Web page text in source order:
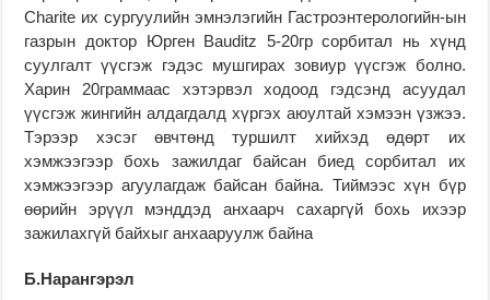
Charite их сургуулийн эмнэлэгийн Гастроэнтерологийн-ын
газрын доктор Юрген Bauditz 5-20гр сорбитал нь хүнд
суулгалт үүсгэж гэдэс мушгирах зовиур үүсгэж болно.
Харин 20граммаас хэтэрвэл ходоод гэдсэнд асуудал
үүсгэж жингийн алдагдалд хүргэх аюултай хэмээн үзжээ.
Тэрээр хэсэг өвчтөнд туршилт хийхэд өдөрт их
хэмжээгээр бохь зажилдаг байсан биед сорбитал их
хэмжээгээр агуулагдаж байсан байна. Тиймээс хүн бүр
өөрийн эрүүл мэнддэд анхаарч сахаргүй бохь ихээр
зажилахгүй байхыг анхааруулж байна
Б.Нарангэрэл